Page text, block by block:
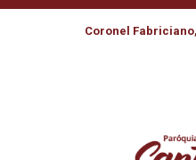
Coronel